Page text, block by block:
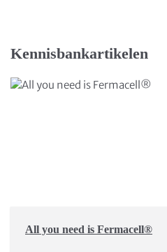
Kennisbankartikelen
All you need is Fermacell®